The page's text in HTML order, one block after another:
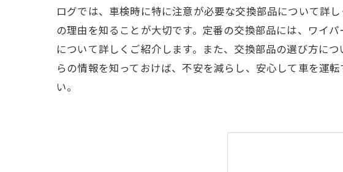
ログでは、車検時に特に注意が必要な交換部品について詳
の理由を知ることが大切です。定番の交換部品には、ワイ
について詳しくご紹介します。また、交換部品の選び方に
らの情報を知っておけば、不安を減らし、安心して車を運
い。